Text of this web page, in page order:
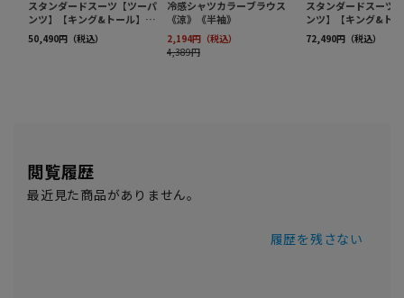
閲覧履歴
最近見た商品がありません。
履歴を残さない